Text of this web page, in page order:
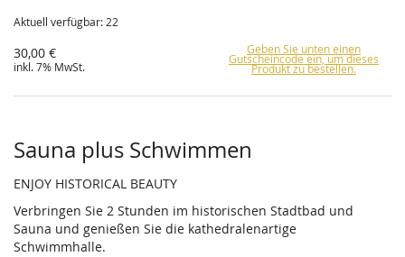
Aktuell verfügbar: 22
30,00 €
inkl. 7% MwSt.
Geben Sie unten einen
Gutscheincode ein, um dieses
Produkt zu bestellen.
Sauna plus Schwimmen
ENJOY HISTORICAL BEAUTY
Verbringen Sie 2 Stunden im historischen Stadtbad und
Sauna und genießen Sie die kathedralenartige
Schwimmhalle.